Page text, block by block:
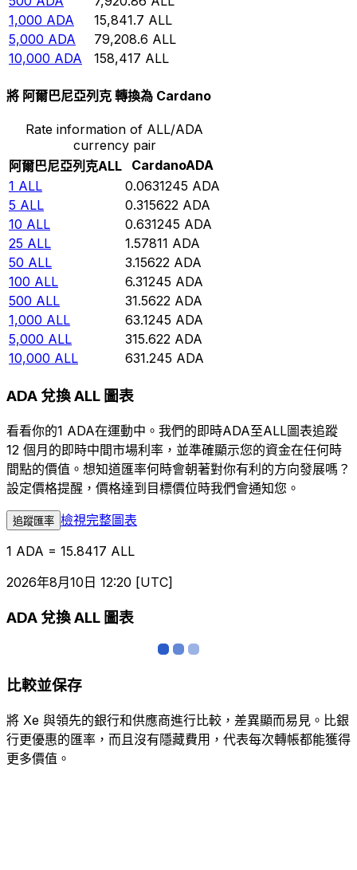
1,000 ADA 15,841.7 ALL
5,000 ADA 79,208.6 ALL
10,000 ADA 158,417 ALL
將 阿爾巴尼亞列克 轉換為 Cardano
Rate information of ALL/ADA
currency pair
阿爾巴尼亞列克ALL CardanoADA
1 ALL 0.0631245 ADA
5 ALL 0.315622 ADA
10 ALL 0.631245 ADA
25 ALL 1.57811 ADA
50 ALL 3.15622 ADA
100 ALL 6.31245 ADA
500 ALL 31.5622 ADA
1,000 ALL 63.1245 ADA
5,000 ALL 315.622 ADA
10,000 ALL 631.245 ADA
ADA 兌換 ALL 圖表
看看你的1 ADA在運動中。我們的即時ADA至ALL圖表追蹤
12 個月的即時中間市場利率，並準確顯示您的資金在任何時
間點的價值。想知道匯率何時會朝著對你有利的方向發展嗎？
設定價格提醒，價格達到目標價位時我們會通知您。
追蹤匯率 檢視完整圖表
1 ADA = 15.8417 ALL
2026年8月10日 12:20 [UTC]
ADA 兌換 ALL 圖表
比較並保存
將 Xe 與領先的銀行和供應商進行比較，差異顯而易見。比銀
行更優惠的匯率，而且沒有隱藏費用，代表每次轉帳都能獲得
更多價值。